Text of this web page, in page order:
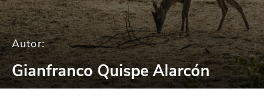
Autor:
Gianfranco Quispe Alarcón